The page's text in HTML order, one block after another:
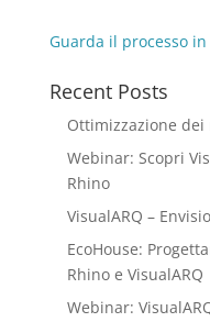
Guarda il processo
Recent Posts
Ottimizzazione
Webinar: Scopri
Rhino
VisualARQ –
EcoHouse:
Rhino e VisualARQ
Webinar: